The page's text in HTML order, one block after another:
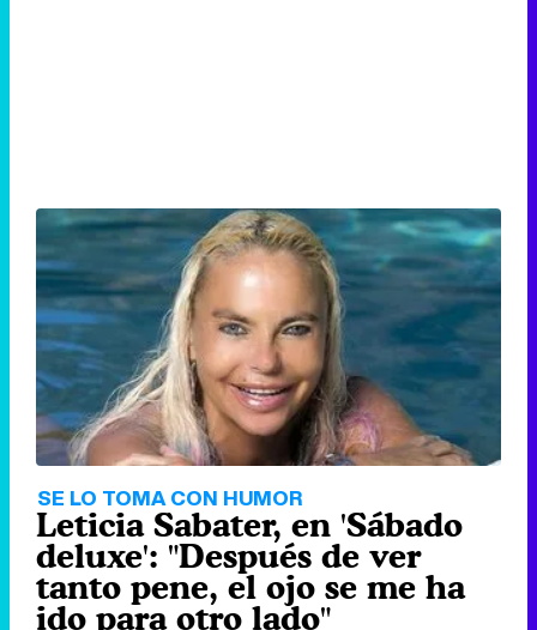
SE LO TOMA CON HUMOR
Leticia Sabater, en 'Sábado
deluxe': "Después de ver
tanto pene, el ojo se me ha
ido para otro lado"